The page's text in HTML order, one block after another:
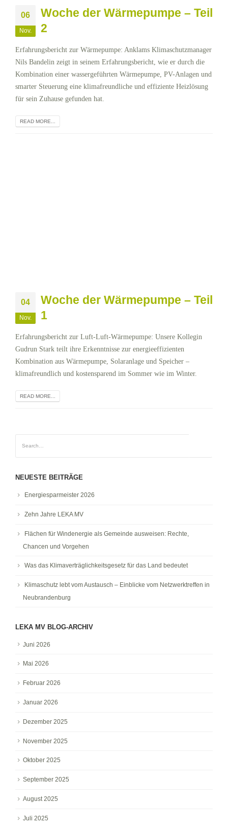
06
Nov.
Woche der Wärmepumpe – Teil
2
Erfahrungsbericht zur Wärmepumpe: Anklams Klimaschutzmanager
Nils Bandelin zeigt in seinem Erfahrungsbericht, wie er durch die
Kombination einer wassergeführten Wärmepumpe, PV-Anlagen und
smarter Steuerung eine klimafreundliche und effiziente Heizlösung
für sein Zuhause gefunden hat.
READ MORE...
04
Nov.
Woche der Wärmepumpe – Teil
1
Erfahrungsbericht zur Luft-Luft-Wärmepumpe: Unsere Kollegin
Gudrun Stark teilt ihre Erkenntnisse zur energieeffizienten
Kombination aus Wärmepumpe, Solaranlage und Speicher –
klimafreundlich und kostensparend im Sommer wie im Winter.
READ MORE...
NEUESTE BEITRÄGE
Energiesparmeister 2026
Zehn Jahre LEKA MV
Flächen für Windenergie als Gemeinde ausweisen: Rechte,
Chancen und Vorgehen
Was das Klimaverträglichkeitsgesetz für das Land bedeutet
Klimaschutz lebt vom Austausch – Einblicke vom Netzwerktreffen in
Neubrandenburg
LEKA MV BLOG-ARCHIV
Juni 2026
Mai 2026
Februar 2026
Januar 2026
Dezember 2025
November 2025
Oktober 2025
September 2025
August 2025
Juli 2025